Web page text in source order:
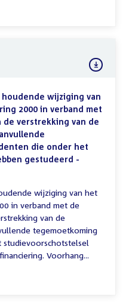
wijziging van
2000 in verband met
verstrekking van de
die onder het
gestudeerd -
wijziging van het
in verband met de
van de
tegemoetkoming
studievoorschotstelsel
Voorhang...